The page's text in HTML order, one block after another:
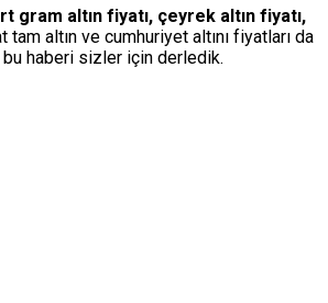
gram altın fiyatı, çeyrek altın fiyatı,
altın ve cumhuriyet altını fiyatları da
bu haberi sizler için derledik.